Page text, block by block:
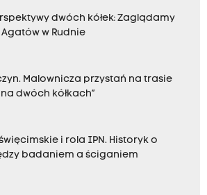
dwóch kółek: Zaglądamy
w Rudnie
Malownicza przystań na trasie
na dwóch kółkach”
i rola IPN. Historyk o
badaniem a ściganiem